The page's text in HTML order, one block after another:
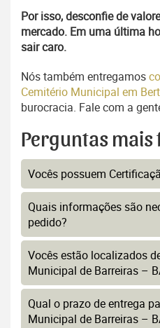
Por isso, desconfie de
mercado. Em uma última
sair caro.
Nós também entregamos
Cemitério Municipal em
burocracia. Fale com a
Perguntas mais
Vocês possuem
Quais informações são
pedido?
Vocês estão localizados
Municipal de Barreiras –
Qual o prazo de entrega
Municipal de Barreiras –